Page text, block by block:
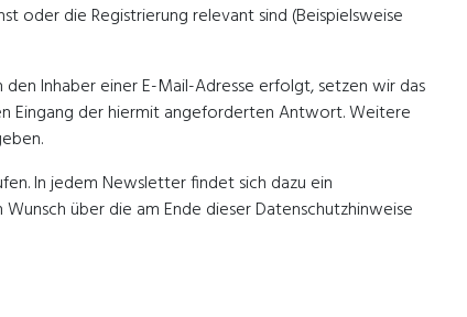
oder die Registrierung relevant sind (Beispielsweise
Inhaber einer E-Mail-Adresse erfolgt, setzen wir das
Eingang der hiermit angeforderten Antwort. Weitere
In jedem Newsletter findet sich dazu ein
über die am Ende dieser Datenschutzhinweise